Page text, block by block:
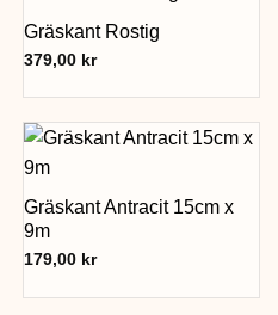
Gräskant Rostig
379,00 kr
Gräskant Antracit 15cm x
9m
179,00 kr